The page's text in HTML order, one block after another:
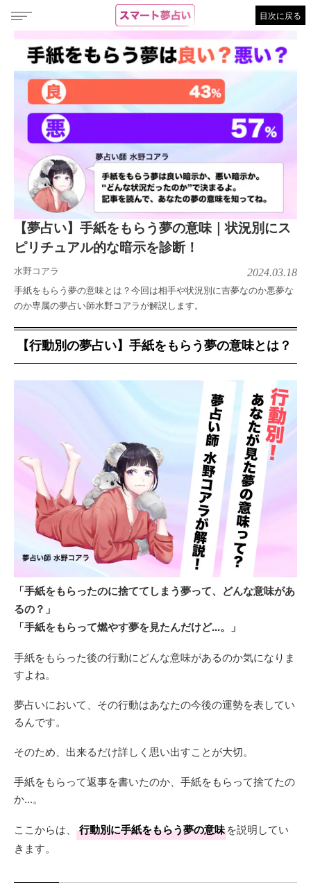
目次に戻る
【夢占い】手紙をもらう夢の意味｜状況別にス
ピリチュアル的な暗示を診断！
水野コアラ 2024.03.18
手紙をもらう夢の意味とは？今回は相手や状況別に吉夢なのか悪夢な
のか専属の夢占い師水野コアラが解説します。
【行動別の夢占い】手紙をもらう夢の意味とは？
「手紙をもらったのに捨ててしまう夢って、どんな意味があ
るの？」
「手紙をもらって燃やす夢を見たんだけど...。」
手紙をもらった後の行動にどんな意味があるのか気になりま
すよね。
夢占いにおいて、その行動はあなたの今後の運勢を表してい
るんです。
そのため、出来るだけ詳しく思い出すことが大切。
手紙をもらって返事を書いたのか、手紙をもらって捨てたの
か...。
ここからは、 行動別に手紙をもらう夢の意味を説明してい
きます。